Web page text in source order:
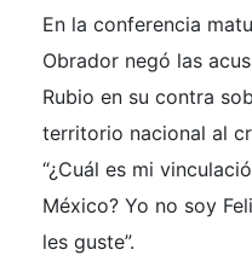
En la conferencia
Obrador negó las
Rubio en su contra
territorio nacional al
“¿Cuál es mi
México? Yo no soy
les guste”.